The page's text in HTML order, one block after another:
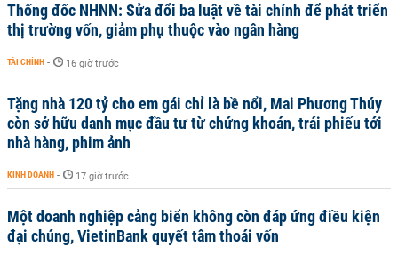
Thống đốc NHNN: Sửa đổi ba luật về tài chính để phát triển
thị trường vốn, giảm phụ thuộc vào ngân hàng
TÀI CHÍNH - 16 giờ trước
Tặng nhà 120 tỷ cho em gái chỉ là bề nổi, Mai Phương Thúy
còn sở hữu danh mục đầu tư từ chứng khoán, trái phiếu tới
nhà hàng, phim ảnh
KINH DOANH - 17 giờ trước
Một doanh nghiệp cảng biển không còn đáp ứng điều kiện
đại chúng, VietinBank quyết tâm thoái vốn